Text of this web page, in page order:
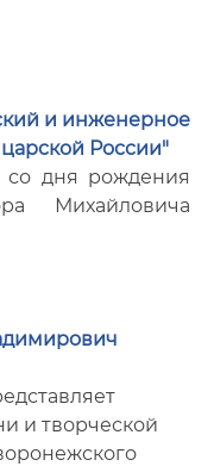
и
и инженерное
России"
дня рождения
Михайловича
и творческой